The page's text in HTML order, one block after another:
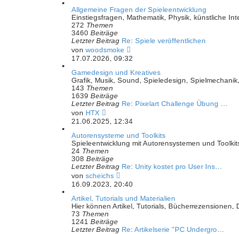
B
e
i
a
Allgemeine Fragen der Spieleentwicklung
Einstiegsfragen, Mathematik, Physik, künstliche
272 Themen
3460 Beiträge
Letzter Beitrag Re: Spiele veröffentlichen
von woodsmoke
e
u
e
s
r
e
i
t
17.07.2026, 09:32
Gamedesign und Kreatives
Grafik, Musik, Sound, Spieledesign,
143 Themen
1639 Beiträge
Letzter Beitrag Re: Pixelart Challenge Übung …
von HTX
e
u
e
s
t
e
r
B
e
i
t
r
a
g
21.06.2025, 12:34
Autorensysteme und Toolkits
Spieleentwicklung mit Autorensystemen und
24 Themen
308 Beiträge
Letzter Beitrag Re: Unity kostet pro User Ins…
von scheichs
e
u
e
s
16.09.2023, 20:40
Artikel, Tutorials und Materialien
Hier können Artikel, Tutorials, Bücherrezensionen,
73 Themen
1241 Beiträge
Letzter Beitrag Re: Artikelserie "PC Undergro…